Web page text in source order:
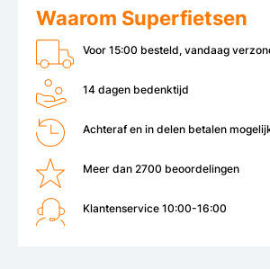
Waarom Superfietsen
Voor 15:00 besteld, vandaag
14 dagen bedenktijd
Achteraf en in delen betalen
Meer dan 2700 beoordelingen
Klantenservice 10:00-16:00